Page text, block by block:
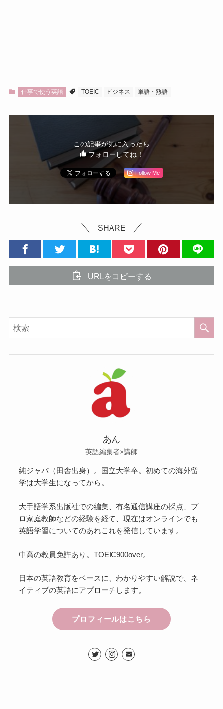
仕事で使う英語 TOEIC ビジネス 単語・熟語
この記事が気に入ったら
フォローしてね！
Follow Me
SHARE
URLをコピーする
あん
英語編集者×講師
純ジャパ（田舎出身）。国立大学卒。初めての海外留
学は大学生になってから。
大手語学系出版社での編集、有名通信講座の採点、プ
ロ家庭教師などの経験を経て、現在はオンラインでも
英語学習についてのあれこれを発信しています。
中高の教員免許あり。TOEIC900over。
日本の英語教育をベースに、わかりやすい解説で、ネ
イティブの英語にアプローチします。
プロフィールはこちら